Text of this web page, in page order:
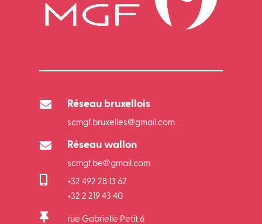
 Réseau bruxellois
scmgf.bruxelles@gmail.com
 Réseau wallon
scmgf.be@gmail.com

+32 492 28 13 62
+32 2 219 43 40

rue Gabrielle Petit 6